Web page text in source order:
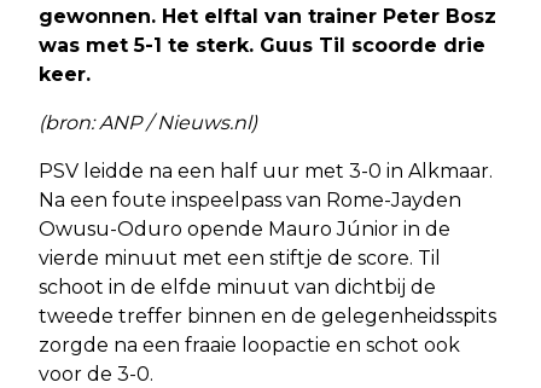
gewonnen. Het elftal van trainer Peter Bosz
was met 5-1 te sterk. Guus Til scoorde drie
keer.
(bron: ANP / Nieuws.nl)
PSV leidde na een half uur met 3-0 in Alkmaar.
Na een foute inspeelpass van Rome-Jayden
Owusu-Oduro opende Mauro Júnior in de
vierde minuut met een stiftje de score. Til
schoot in de elfde minuut van dichtbij de
tweede treffer binnen en de gelegenheidsspits
zorgde na een fraaie loopactie en schot ook
voor de 3-0.